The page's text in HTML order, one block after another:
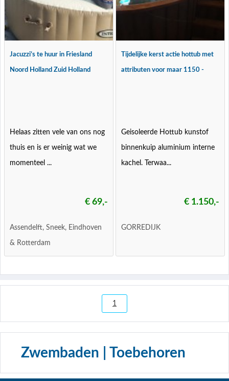
Jacuzzi’s te huur in Friesland
Noord Holland Zuid Holland
Helaas zitten vele van ons nog
thuis en is er weinig wat we
momenteel ...
€ 69,-
Assendelft, Sneek, Eindhoven
& Rotterdam
Tijdelijke kerst actie hottub met
attributen voor maar 1150 -
Geisoleerde Hottub kunstof
binnenkuip aluminium interne
kachel. Terwaa...
€ 1.150,-
GORREDIJK
1
Zwembaden | Toebehoren